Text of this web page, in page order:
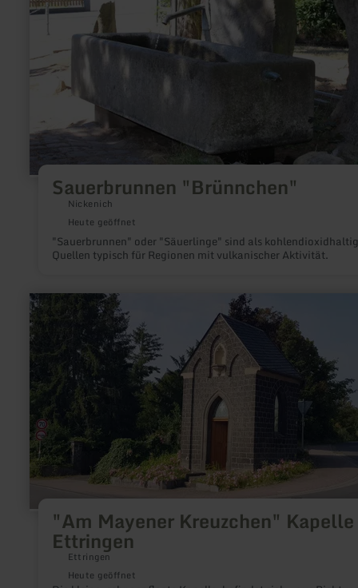
Sauerbrunnen "Brünnchen"
Nickenich
Heute geöffnet
"Sauerbrunnen" oder "Säuerlinge" sind als
Quellen typisch für Regionen mit vulkanischer Aktivität.
"Am Mayener Kreuzchen"
Ettringen
Ettringen
Heute geöffnet
mehr
erfahren
zu:
"Am
Mayener
Kreuzchen"
Kapelle
in
Ettringen